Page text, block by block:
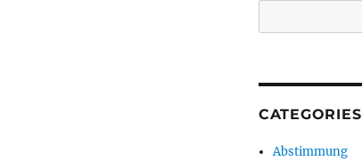
CATEGORIES
Abstimmung